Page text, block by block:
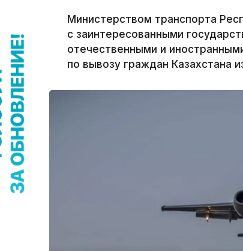
Министерством транспорта
с заинтересованными
отечественными и
по вывозу граждан Казахстана